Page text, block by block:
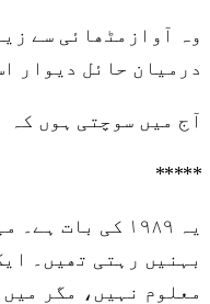
وہ آوازمٹھائی سے
درمیان حائل دیوار
آج میں سوچتی ہوں کہ
*****
بہنیں رہتی تھیں۔
معلوم نہیں، مگر